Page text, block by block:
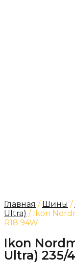
Главная / Шины /
Ultra) / Ikon
R18 94W
Ikon
Ultra) 235/